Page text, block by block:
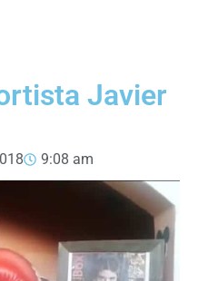
Javier
9:08 am